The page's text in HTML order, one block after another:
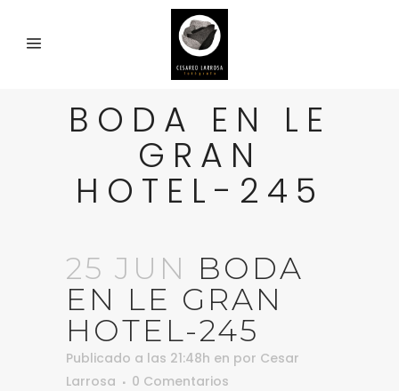
BODA EN LE
GRAN
HOTEL-245
25 JUN BODA
EN LE GRAN
HOTEL-245
Publicado a las 21:48h en por Cesar
Larrosa
0 Comentarios